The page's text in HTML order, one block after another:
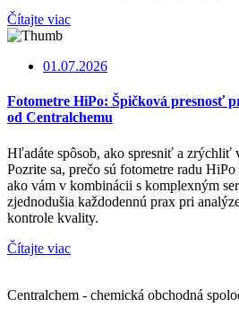
Čítajte viac
01.07.2026
Fotometre HiPo: Špičková presnosť
od Centralchemu
Hľadáte spôsob, ako spresniť a zrýchliť
Pozrite sa, prečo sú fotometre radu
ako vám v kombinácii s komplexným
zjednodušia každodennú prax pri
kontrole kvality.
Čítajte viac
Centralchem - chemická obchodná